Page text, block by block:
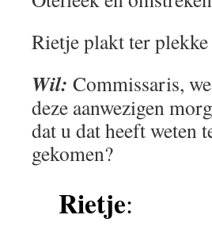
Rietje plakt ter
Wil: Commissaris,
deze aanwezigen
dat u dat heeft weten
gekomen?
Rietje: